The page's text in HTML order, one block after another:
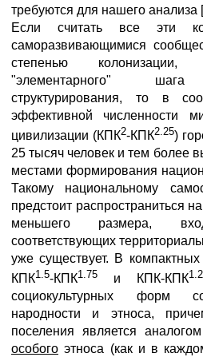
требуются для нашего анализа
Если считать все эти
саморазвивающимися
степенью
"элементарного" шага
структурирования, то в
эффективной численности
цивилизации (КПК2-КПК2.25)
25 тысяч человек и тем более
местами формирования
Такому национальному
предстоит распространиться
меньшего размера,
соответствующих
уже существует. В
КПК1.5-КПК1.75 и КПК-КПК
социокультурных форм
народности и этноса,
поселения является
особого этноса (как и в